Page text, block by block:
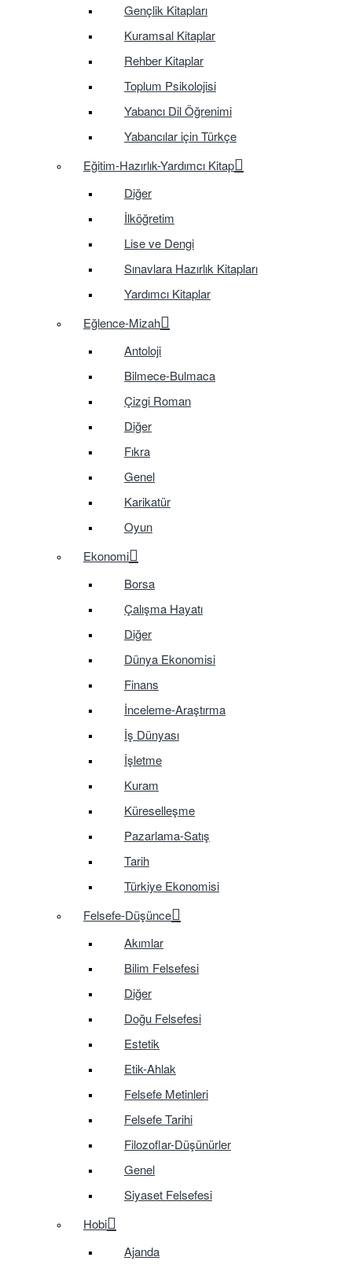
Gençlik Kitapları
Kuramsal Kitaplar
Rehber Kitaplar
Toplum Psikolojisi
Yabancı Dil Öğrenimi
Yabancılar için Türkçe
Eğitim-Hazırlık-Yardımcı Kitap
Diğer
İlköğretim
Lise ve Dengi
Sınavlara Hazırlık Kitapları
Yardımcı Kitaplar
Eğlence-Mizah
Antoloji
Bilmece-Bulmaca
Çizgi Roman
Diğer
Fıkra
Genel
Karikatür
Oyun
Ekonomi
Borsa
Çalışma Hayatı
Diğer
Dünya Ekonomisi
Finans
İnceleme-Araştırma
İş Dünyası
İşletme
Kuram
Küreselleşme
Pazarlama-Satış
Tarih
Türkiye Ekonomisi
Felsefe-Düşünce
Akımlar
Bilim Felsefesi
Diğer
Doğu Felsefesi
Estetik
Etik-Ahlak
Felsefe Metinleri
Felsefe Tarihi
Filozoflar-Düşünürler
Genel
Siyaset Felsefesi
Hobi
Ajanda